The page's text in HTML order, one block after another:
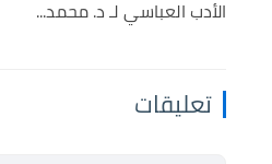
الأدب العباسي لـ د. محمد...
تعليقات